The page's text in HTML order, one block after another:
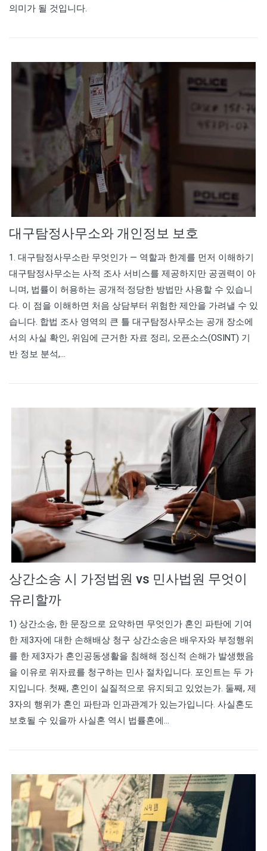
의미가 될 것입니다.
대구탐정사무소와 개인정보 보호
1. 대구탐정사무소란 무엇인가 — 역할과 한계를 먼저 이해하기
대구탐정사무소는 사적 조사 서비스를 제공하지만 공권력이 아
니며, 법률이 허용하는 공개적·정당한 방법만 사용할 수 있습니
다. 이 점을 이해하면 처음 상담부터 위험한 제안을 가려낼 수 있
습니다. 합법 조사 영역의 큰 틀 대구탐정사무소는 공개 장소에
서의 사실 확인, 위임에 근거한 자료 정리, 오픈소스(OSINT) 기
반 정보 분석,…
상간소송 시 가정법원 vs 민사법원 무엇이
유리할까
1) 상간소송, 한 문장으로 요약하면 무엇인가 혼인 파탄에 기여
한 제3자에 대한 손해배상 청구 상간소송은 배우자와 부정행위
를 한 제3자가 혼인공동생활을 침해해 정신적 손해가 발생했음
을 이유로 위자료를 청구하는 민사 절차입니다. 포인트는 두 가
지입니다. 첫째, 혼인이 실질적으로 유지되고 있었는가. 둘째, 제
3자의 행위가 혼인 파탄과 인과관계가 있는가입니다. 사실혼도
보호될 수 있을까 사실혼 역시 법률혼에…